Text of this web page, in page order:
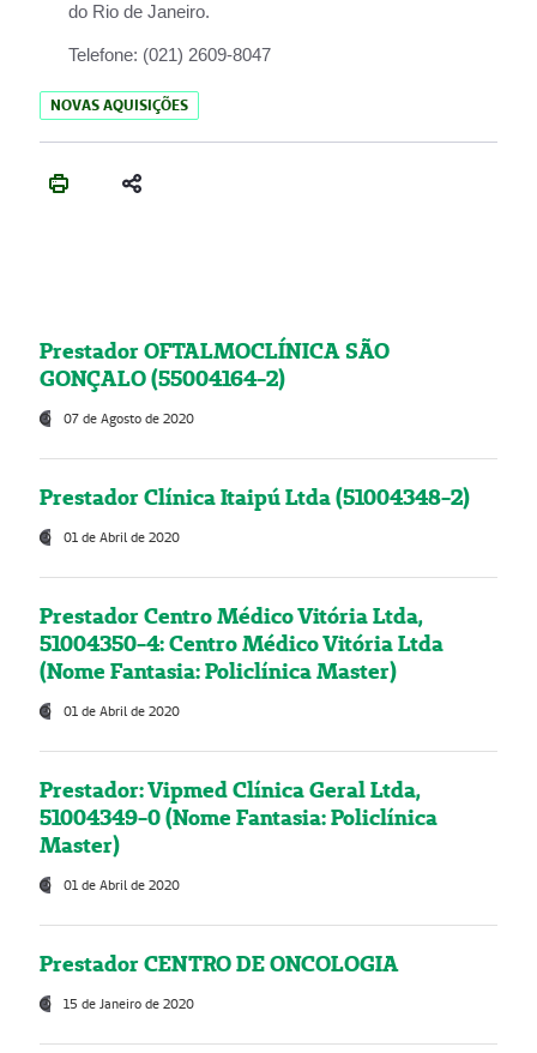
do Rio de Janeiro.
Telefone: (021) 2609-8047
NOVAS AQUISIÇÕES
Prestador OFTALMOCLÍNICA SÃO
GONÇALO (55004164-2)
07 de Agosto de 2020
Prestador Clínica Itaipú Ltda (51004348-2)
01 de Abril de 2020
Prestador Centro Médico Vitória Ltda,
51004350-4: Centro Médico Vitória Ltda
(Nome Fantasia: Policlínica Master)
01 de Abril de 2020
Prestador: Vipmed Clínica Geral Ltda,
51004349-0 (Nome Fantasia: Policlínica
Master)
01 de Abril de 2020
Prestador CENTRO DE ONCOLOGIA
15 de Janeiro de 2020